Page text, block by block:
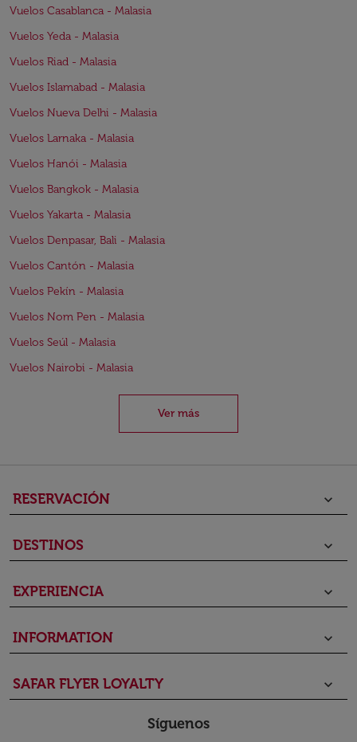
Vuelos Casablanca - Malasia
Vuelos Yeda - Malasia
Vuelos Riad - Malasia
Vuelos Islamabad - Malasia
Vuelos Nueva Delhi - Malasia
Vuelos Larnaka - Malasia
Vuelos Hanói - Malasia
Vuelos Bangkok - Malasia
Vuelos Yakarta - Malasia
Vuelos Denpasar, Bali - Malasia
Vuelos Cantón - Malasia
Vuelos Pekín - Malasia
Vuelos Nom Pen - Malasia
Vuelos Seúl - Malasia
Vuelos Nairobi - Malasia
Ver más
RESERVACIÓN keyboard_arrow_down
DESTINOS keyboard_arrow_down
EXPERIENCIA keyboard_arrow_down
INFORMATION keyboard_arrow_down
SAFAR FLYER LOYALTY keyboard_arrow_down
Síguenos